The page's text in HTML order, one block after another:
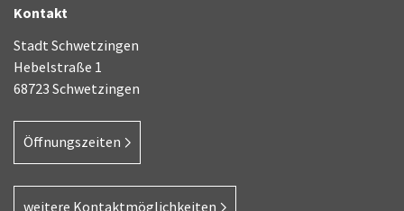
Kontakt
Stadt Schwetzingen
Hebelstraße 1
68723 Schwetzingen
Öffnungszeiten
weitere Kontaktmöglichkeiten